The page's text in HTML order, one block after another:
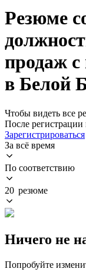
Резюме
продаж с
в Белой
Чтобы видеть все
После
Зарегистрироваться
За всё время
По соответствию
20 резюме
Ничего не
Попробуйте